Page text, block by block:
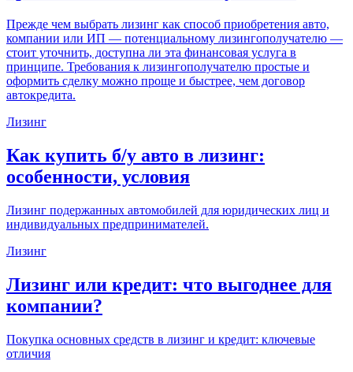
Прежде чем выбрать лизинг как способ приобретения авто,
компании или ИП — потенциальному лизингополучателю —
стоит уточнить, доступна ли эта финансовая услуга в
принципе. Требования к лизингополучателю простые и
оформить сделку можно проще и быстрее, чем договор
автокредита.
Лизинг
Как купить б/у авто в лизинг:
особенности, условия
Лизинг подержанных автомобилей для юридических лиц и
индивидуальных предпринимателей.
Лизинг
Лизинг или кредит: что выгоднее для
компании?
Покупка основных средств в лизинг и кредит: ключевые
отличия